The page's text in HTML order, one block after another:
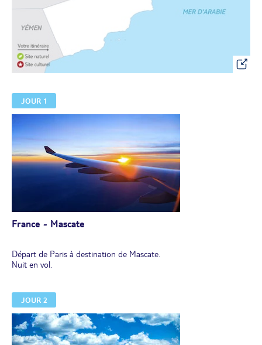
JOUR 1
France - Mascate
Départ de Paris à destination de Mascate.
Nuit en vol.
JOUR 2